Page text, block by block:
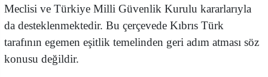
Meclisi ve Türkiye Milli Güvenlik Kurulu kararlarıyla
da desteklenmektedir. Bu çerçevede Kıbrıs Türk
tarafının egemen eşitlik temelinden geri adım atması söz
konusu değildir.